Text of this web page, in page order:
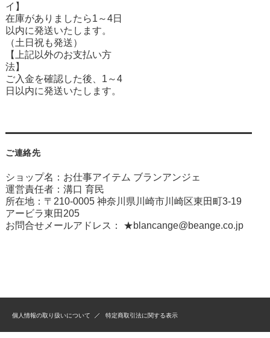
イ】
在庫がありましたら1～4日
以内に発送いたします。
（土日祝も発送）
【上記以外のお支払い方
法】
ご入金を確認した後、1～4
日以内に発送いたします。
ご連絡先
ショップ名：お仕事アイテム ブランアンジェ
運営責任者：溝口 育民
所在地：〒210-0005 神奈川県川崎市川崎区東田町3-19
アービラ東田205
お問合せメールアドレス： ★blancange@beange.co.jp
個人情報の取り扱いについて 特定商取引法に関する表示